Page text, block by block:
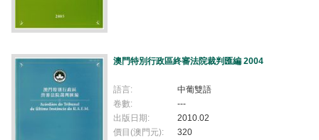
澳門特別行政區終審法院裁判匯編 2004
語言:
中葡雙語
卷數:
---
出版日期:
2010.02
價目(澳門元):
320